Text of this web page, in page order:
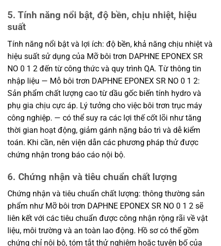
5. Tính năng nổi bật, độ bền, chịu nhiệt, hiệu
suất
Tính năng nổi bật và lợi ích: độ bền, khả năng chịu nhiệt và
hiệu suất sử dụng của Mỡ bôi trơn DAPHNE EPONEX SR
NO 0 1 2 đến từ công thức và quy trình QA. Từ thông tin
nhập liệu — Mỗ bôi trơn DAPHNE EPONEX SR NO 0 1 2:
Sản phẩm chất lượng cao từ dầu gốc biến tính hydro và
phụ gia chịu cực áp. Lý tưởng cho việc bôi trơn trục máy
công nghiệp. — có thể suy ra các lợi thế cốt lõi như tăng
thời gian hoạt động, giảm gánh nặng bảo trì và dễ kiểm
toán. Khi cần, nên viện dẫn các phương pháp thử được
chứng nhận trong báo cáo nội bộ.
6. Chứng nhận và tiêu chuẩn chất lượng
Chứng nhận và tiêu chuẩn chất lượng: thông thường sản
phẩm như Mỡ bôi trơn DAPHNE EPONEX SR NO 0 1 2 sẽ
liên kết với các tiêu chuẩn được công nhận rộng rãi về vật
liệu, môi trường và an toàn lao động. Hồ sơ có thể gồm
chứng chỉ nội bộ, tóm tắt thử nghiệm hoặc tuyên bố của